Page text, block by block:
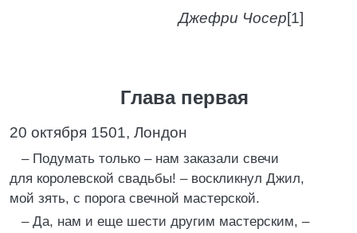
Джефри Чосер[1]
Глава первая
20 октября 1501, Лондон
– Подумать только – нам заказали свечи
для королевской свадьбы! – воскликнул Джил,
мой зять, с порога свечной мастерской.
– Да, нам и еще шести другим мастерским, –